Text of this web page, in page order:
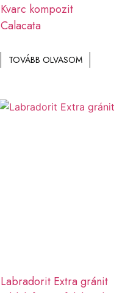
Kvarc kompozit
Calacata
TOVÁBB OLVASOM
Labradorit Extra gránit